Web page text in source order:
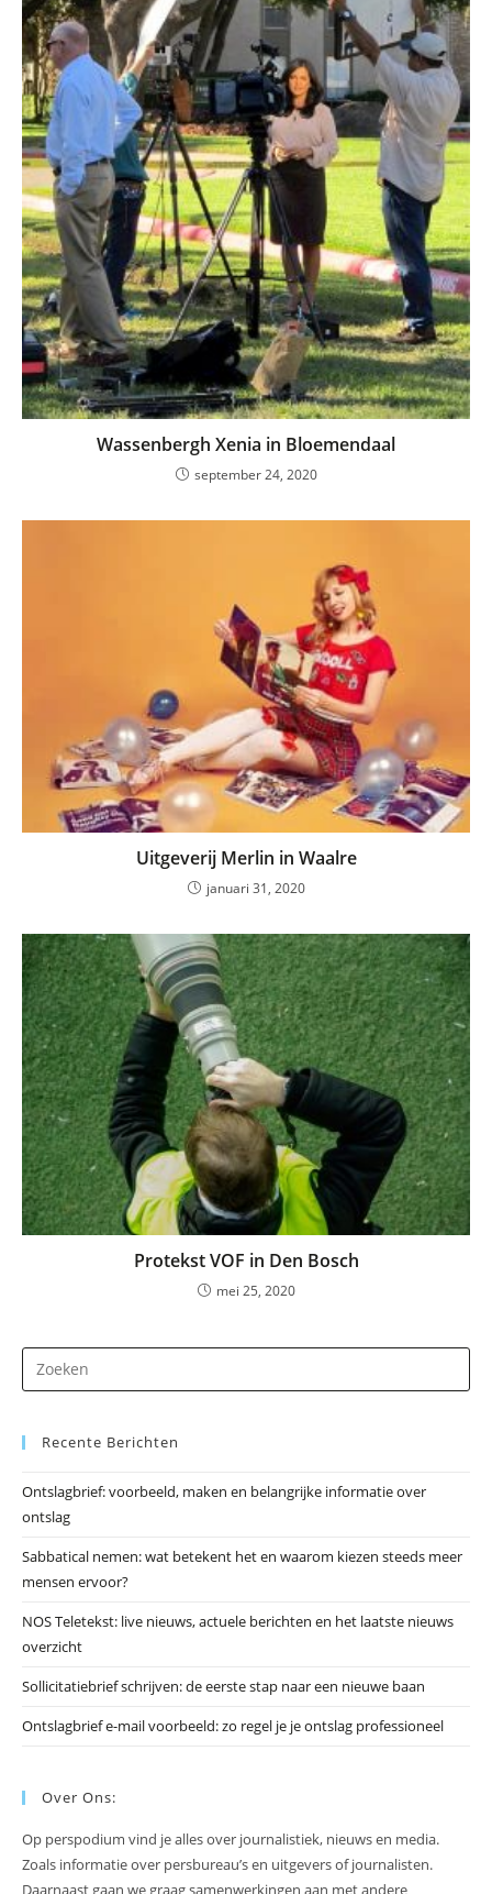
Wassenbergh Xenia in Bloemendaal
september 24, 2020
Uitgeverij Merlin in Waalre
januari 31, 2020
Protekst VOF in Den Bosch
mei 25, 2020
op
Recente Berichten
Ontslagbrief: voorbeeld, maken en belangrijke informatie over
ontslag
Sabbatical nemen: wat betekent het en waarom kiezen steeds meer
mensen ervoor?
NOS Teletekst: live nieuws, actuele berichten en het laatste nieuws
overzicht
Sollicitatiebrief schrijven: de eerste stap naar een nieuwe baan
Ontslagbrief e-mail voorbeeld: zo regel je je ontslag professioneel
Over Ons:
Op perspodium vind je alles over journalistiek, nieuws en media.
Zoals informatie over persbureau’s en uitgevers of journalisten.
Daarnaast gaan we graag samenwerkingen aan met andere